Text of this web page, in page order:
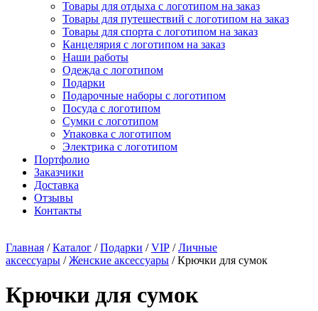
Товары для отдыха с логотипом на заказ
Товары для путешествий с логотипом на заказ
Товары для спорта с логотипом на заказ
Канцелярия с логотипом на заказ
Наши работы
Одежда с логотипом
Подарки
Подарочные наборы с логотипом
Посуда с логотипом
Сумки с логотипом
Упаковка с логотипом
Электрика с логотипом
Портфолио
Заказчики
Доставка
Отзывы
Контакты
Главная /Каталог /Подарки /VIP /Личные
аксессуары /Женские аксессуары / Крючки для сумок
Крючки для сумок